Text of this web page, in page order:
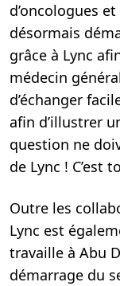
d’oncologues
désormais
grâce à Lync
médecin
d’échanger
afin d’illustrer
question ne
de Lync ! C’est
Outre les
Lync est
travaille à Abu
démarrage du